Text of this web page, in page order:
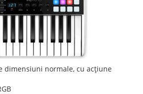
dimensiuni normale, cu acțiune